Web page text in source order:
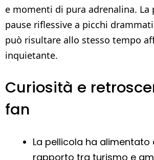
e momenti di pura adrenalina. La
pause riflessive a picchi
può risultare allo stesso tempo
inquietante.
Curiosità e
fan
La pellicola ha alimentato
rapporto tra turismo e